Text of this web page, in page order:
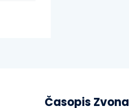
Časopis Zvona